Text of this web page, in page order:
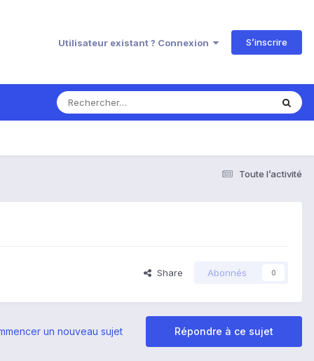
Utilisateur existant ? Connexion S’inscrire
Toute l’activité
Share Abonnés 0
Répondre à ce sujet
un nouveau sujet